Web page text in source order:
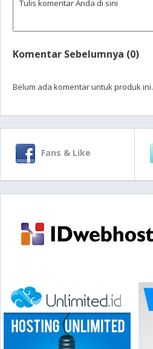
Komentar Sebelumnya (0)
Belum ada komentar untuk produk ini.
Fans & Like